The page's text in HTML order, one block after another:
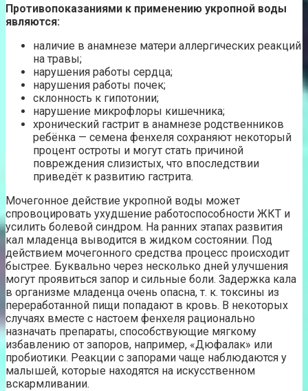
Противопоказаниями к применению укропной воды
являются:
наличие в анамнезе матери аллергических реакций
на травы;
нарушения работы сердца;
нарушения работы почек;
склонность к гипотонии;
нарушение микрофлоры кишечника;
хронический гастрит в анамнезе родственников
ребёнка — семена фенхеля сохраняют некоторый
процент остроты и могут стать причиной
повреждения слизистых, что впоследствии
приведёт к развитию гастрита.
Мочегонное действие укропной воды может
спровоцировать ухудшение работоспособности ЖКТ и
усилить болевой синдром. На ранних этапах развития
кал младенца выводится в жидком состоянии. Под
действием мочегонного средства процесс происходит
быстрее. Буквально через несколько дней улучшения
могут проявиться запор и сильные боли. Задержка кала
в организме младенца очень опасна, т. к. токсины из
переработанной пищи попадают в кровь. В некоторых
случаях вместе с настоем фенхеля рационально
назначать препараты, способствующие мягкому
избавлению от запоров, например, «Дюфалак» или
пробиотики. Реакции с запорами чаще наблюдаются у
малышей, которые находятся на искусственном
вскармливании.